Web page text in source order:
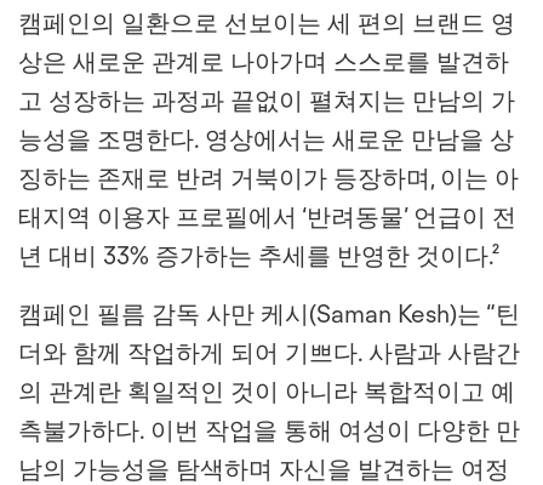
캠페인의 일환으로 선보이는 세 편의 브랜드 영
상은 새로운 관계로 나아가며 스스로를 발견하
고 성장하는 과정과 끝없이 펼쳐지는 만남의 가
능성을 조명한다. 영상에서는 새로운 만남을 상
징하는 존재로 반려 거북이가 등장하며, 이는 아
태지역 이용자 프로필에서 ‘반려동물’ 언급이 전
년 대비 33% 증가하는 추세를 반영한 것이다.²
캠페인 필름 감독 사만 케시(Saman Kesh)는 “틴
더와 함께 작업하게 되어 기쁘다. 사람과 사람간
의 관계란 획일적인 것이 아니라 복합적이고 예
측불가하다. 이번 작업을 통해 여성이 다양한 만
남의 가능성을 탐색하며 자신을 발견하는 여정